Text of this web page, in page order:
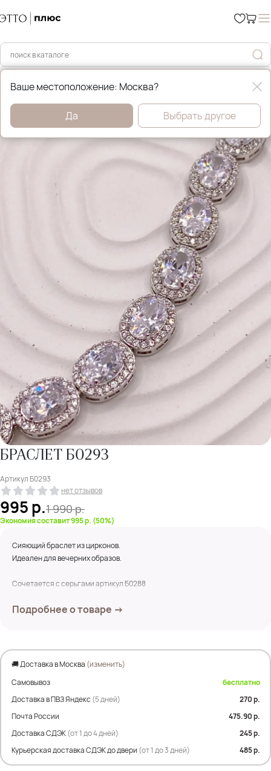
Главная Бижутерия
БРАСЛЕТ Б0293
Артикул Б0293
нет отзывов
995р.1 990р.
Экономия составит 995 р. (50%)
Сияющий браслет из цирконов.
Идеален для вечерних образов.
Сочетается с серьгами артикул Б0288
Длина 18см
Подробнее о товаре →
🚚 Доставка в Москва (изменить)
Самовывоз
бесплатно
Доставка в ПВЗ Яндекс (5 дней)
270 р.
Почта России
475.90 р.
Доставка СДЭК(от 1 до 4 дней)
245 р.
Курьерская доставка СДЭК до двери (от 1 до 3 дней) 485 р.
Ваше местоположение: Москва?
Да Выбрать другое